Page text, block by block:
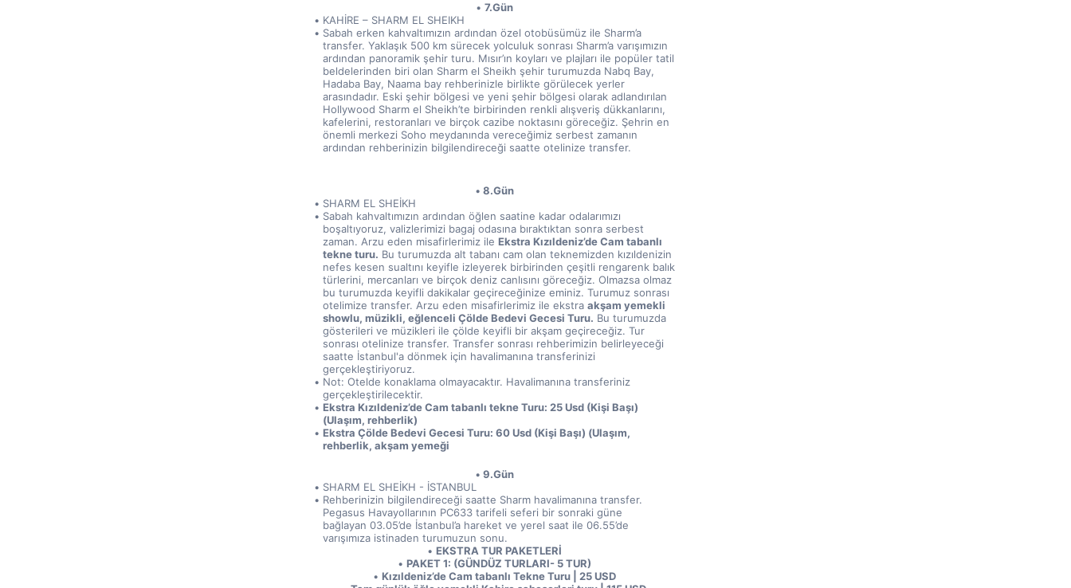
7.Gün
KAHİRE – SHARM EL SHEIKH
Sabah erken kahvaltımızın ardından özel otobüsümüz ile Sharm’a
transfer. Yaklaşık 500 km sürecek yolculuk sonrası Sharm’a varışımızın
ardından panoramik şehir turu. Mısır’ın koyları ve plajları ile popüler tatil
beldelerinden biri olan Sharm el Sheikh şehir turumuzda Nabq Bay,
Hadaba Bay, Naama bay rehberinizle birlikte görülecek yerler
arasındadır. Eski şehir bölgesi ve yeni şehir bölgesi olarak adlandırılan
Hollywood Sharm el Sheikh’te birbirinden renkli alışveriş dükkanlarını,
kafelerini, restoranları ve birçok cazibe noktasını göreceğiz. Şehrin en
önemli merkezi Soho meydanında vereceğimiz serbest zamanın
ardından rehberinizin bilgilendireceği saatte otelinize transfer.
8.Gün
SHARM EL SHEİKH
Sabah kahvaltımızın ardından öğlen saatine kadar odalarımızı
boşaltıyoruz, valizlerimizi bagaj odasına bıraktıktan sonra serbest
zaman. Arzu eden misafirlerimiz ile Ekstra Kızıldeniz’de Cam tabanlı
tekne turu. Bu turumuzda alt tabanı cam olan teknemizden kızıldenizin
nefes kesen sualtını keyifle izleyerek birbirinden çeşitli rengarenk balık
türlerini, mercanları ve birçok deniz canlısını göreceğiz. Olmazsa olmaz
bu turumuzda keyifli dakikalar geçireceğinize eminiz. Turumuz sonrası
otelimize transfer. Arzu eden misafirlerimiz ile ekstra akşam yemekli
showlu, müzikli, eğlenceli Çölde Bedevi Gecesi Turu. Bu turumuzda
gösterileri ve müzikleri ile çölde keyifli bir akşam geçireceğiz. Tur
sonrası otelinize transfer. Transfer sonrası rehberimizin belirleyeceği
saatte İstanbul'a dönmek için havalimanına transferinizi
gerçekleştiriyoruz.
Not: Otelde konaklama olmayacaktır. Havalimanına transferiniz
gerçekleştirilecektir.
Ekstra Kızıldeniz’de Cam tabanlı tekne Turu: 25 Usd (Kişi Başı)
(Ulaşım, rehberlik)
Ekstra Çölde Bedevi Gecesi Turu: 60 Usd (Kişi Başı) (Ulaşım,
rehberlik, akşam yemeği
9.Gün
SHARM EL SHEİKH - İSTANBUL
Rehberinizin bilgilendireceği saatte Sharm havalimanına transfer.
Pegasus Havayollarının PC633 tarifeli seferi bir sonraki güne
bağlayan 03.05’de İstanbul’a hareket ve yerel saat ile 06.55’de
varışımıza istinaden turumuzun sonu.
EKSTRA TUR PAKETLERİ
PAKET 1: (GÜNDÜZ TURLARI- 5 TUR)
Kızıldeniz’de Cam tabanlı Tekne Turu | 25 USD